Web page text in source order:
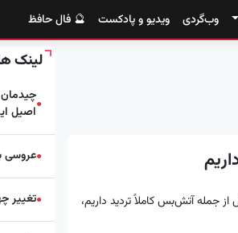
وب‌گردی ویدیو و پادکست 🔮 فال حافظ
جمله آتش‌بس کاملاً تردید داریم،
لینک
●اصیل
●عروسی
●تغییر